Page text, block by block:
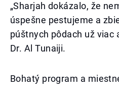
„Sharjah dokázalo, že
úspešne pestujeme a
púštnych pôdach už viac
Dr. Al Tunaiji.
Bohatý program a